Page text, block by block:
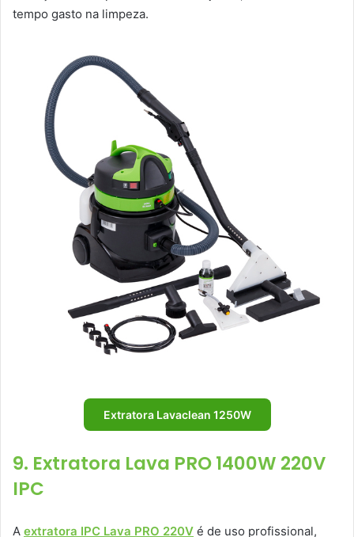
tempo gasto na limpeza.
Extratora Lavaclean 1250W
9. Extratora Lava PRO 1400W 220V
IPC
A extratora IPC Lava PRO 220V é de uso profissional,